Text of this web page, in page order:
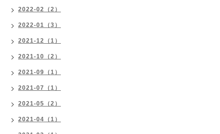
2022-02（2）
2022-01（3）
2021-12（1）
2021-10（2）
2021-09（1）
2021-07（1）
2021-05（2）
2021-04（1）